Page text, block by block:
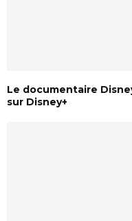
Le documentaire
sur Disney+